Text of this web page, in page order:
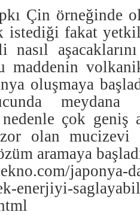
Çin
istediği fakat
nasıl
maddenin
oluşmaya
meydana
çok geniş
zor olan
aramaya
japonya-
enerjiyi-